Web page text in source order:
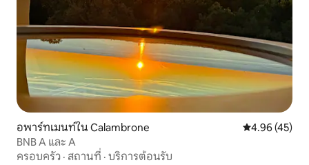
อพาร์ทเมนท์ใน Calambrone คะแนนเฉลี่ย
4.96 (45)
BNB A และ A
ครอบครัว · สถานที่ · บริการต้อนรับ